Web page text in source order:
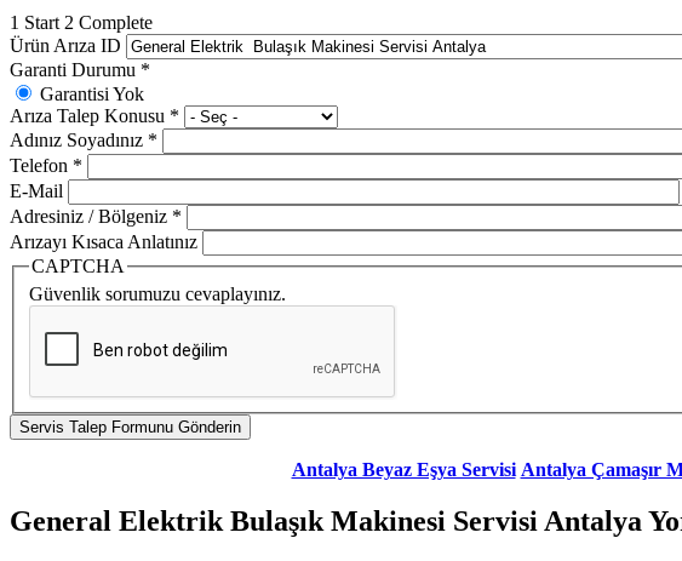
1 Start 2 Complete
Ürün Arıza ID
Garanti Durumu *
Garantisi Yok
Arıza Talep Konusu *
Adınız Soyadınız *
Telefon *
E-Mail
Adresiniz / Bölgeniz *
Arızayı Kısaca Anlatınız
CAPTCHA
Güvenlik sorumuzu cevaplayınız.
Antalya Beyaz Eşya Servisi Antalya Çamaşır
General Elektrik Bulaşık Makinesi Servisi Antalya